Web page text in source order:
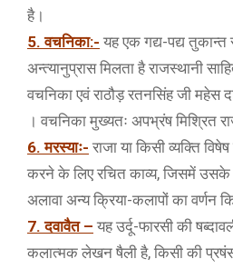
है।
5. वचनिका:- यह एक गद्य-पद्य तुकान्त
अन्त्यानुप्रास मिलता है राजस्थानी
वचनिका एवं राठौड़ रतनसिंह जी महेस
। वचनिका मुख्यतः अपभ्रंष मिश्रित
6. मरस्याः- राजा या किसी व्यक्ति
करने के लिए रचित काव्य, जिसमें उसके
अलावा अन्य क्रिया-कलापों का वर्णन
7. दवावैत – यह उर्दू-फारसी की
कलात्मक लेखन षैली है, किसी की